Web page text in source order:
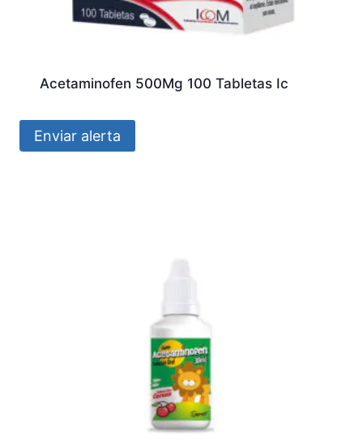
Acetaminofen 500Mg 100 Tabletas Ic
Enviar alerta